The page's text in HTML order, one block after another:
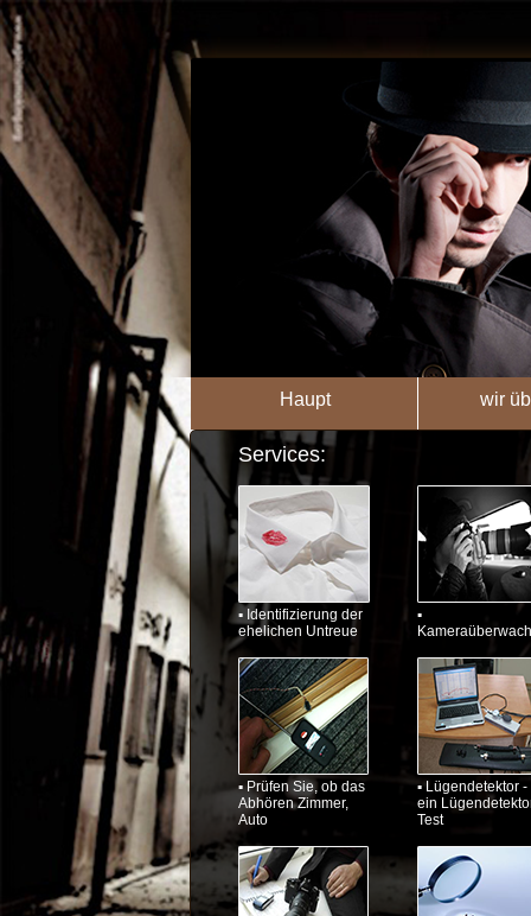
Haupt wir
Services:
▪ Identifizierung der
ehelichen Untreue
▪
▪ Prüfen Sie, ob das
Abhören Zimmer,
Auto
▪ Lügendetektor -
ein
Test